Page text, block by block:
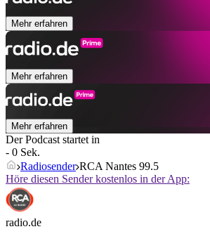
Mehr erfahren
Mehr erfahren
Mehr erfahren
Der Podcast startet in
- 0 Sek.
Radiosender RCA Nantes 99.5
Höre diesen Sender kostenlos in der App:
radio.de